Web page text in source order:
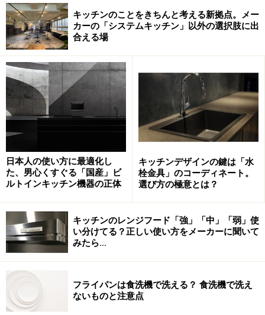
キッチンのことをきちんと考える新拠点。メー
カーの「システムキッチン」以外の選択肢に出
合える場
日本人の使い方に最適化し
た、男心くすぐる「国産」ビ
ルトインキッチン機器の正体
キッチンデザインの鍵は「水
栓金具」のコーディネート。
選び方の極意とは？
キッチンのレンジフード「強」「中」「弱」使
い分けてる？正しい使い方をメーカーに聞いて
みたら…
フライパンは食洗機で洗える？ 食洗機で洗え
ないものと注意点